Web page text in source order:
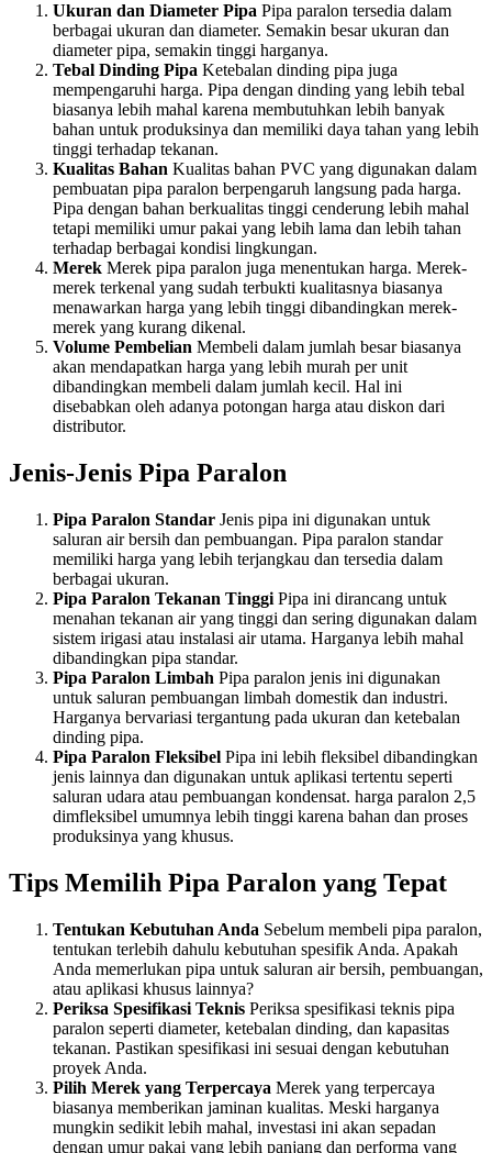
Ukuran dan Diameter Pipa Pipa paralon tersedia dalam
berbagai ukuran dan diameter. Semakin besar ukuran dan
diameter pipa, semakin tinggi harganya.
Tebal Dinding Pipa Ketebalan dinding pipa juga
mempengaruhi harga. Pipa dengan dinding yang lebih tebal
biasanya lebih mahal karena membutuhkan lebih banyak
bahan untuk produksinya dan memiliki daya tahan yang lebih
tinggi terhadap tekanan.
Kualitas Bahan Kualitas bahan PVC yang digunakan dalam
pembuatan pipa paralon berpengaruh langsung pada harga.
Pipa dengan bahan berkualitas tinggi cenderung lebih mahal
tetapi memiliki umur pakai yang lebih lama dan lebih tahan
terhadap berbagai kondisi lingkungan.
Merek Merek pipa paralon juga menentukan harga. Merek-
merek terkenal yang sudah terbukti kualitasnya biasanya
menawarkan harga yang lebih tinggi dibandingkan merek-
merek yang kurang dikenal.
Volume Pembelian Membeli dalam jumlah besar biasanya
akan mendapatkan harga yang lebih murah per unit
dibandingkan membeli dalam jumlah kecil. Hal ini
disebabkan oleh adanya potongan harga atau diskon dari
distributor.
Jenis-Jenis Pipa Paralon
Pipa Paralon Standar Jenis pipa ini digunakan untuk
saluran air bersih dan pembuangan. Pipa paralon standar
memiliki harga yang lebih terjangkau dan tersedia dalam
berbagai ukuran.
Pipa Paralon Tekanan Tinggi Pipa ini dirancang untuk
menahan tekanan air yang tinggi dan sering digunakan dalam
sistem irigasi atau instalasi air utama. Harganya lebih mahal
dibandingkan pipa standar.
Pipa Paralon Limbah Pipa paralon jenis ini digunakan
untuk saluran pembuangan limbah domestik dan industri.
Harganya bervariasi tergantung pada ukuran dan ketebalan
dinding pipa.
Pipa Paralon Fleksibel Pipa ini lebih fleksibel dibandingkan
jenis lainnya dan digunakan untuk aplikasi tertentu seperti
saluran udara atau pembuangan kondensat. harga paralon 2,5
dimfleksibel umumnya lebih tinggi karena bahan dan proses
produksinya yang khusus.
Tips Memilih Pipa Paralon yang Tepat
Tentukan Kebutuhan Anda Sebelum membeli pipa paralon,
tentukan terlebih dahulu kebutuhan spesifik Anda. Apakah
Anda memerlukan pipa untuk saluran air bersih, pembuangan,
atau aplikasi khusus lainnya?
Periksa Spesifikasi Teknis Periksa spesifikasi teknis pipa
paralon seperti diameter, ketebalan dinding, dan kapasitas
tekanan. Pastikan spesifikasi ini sesuai dengan kebutuhan
proyek Anda.
Pilih Merek yang Terpercaya Merek yang terpercaya
biasanya memberikan jaminan kualitas. Meski harganya
mungkin sedikit lebih mahal, investasi ini akan sepadan
dengan umur pakai yang lebih panjang dan performa yang